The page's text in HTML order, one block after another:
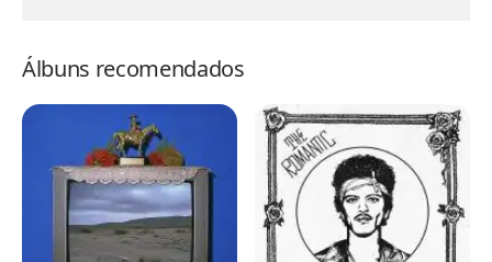
Álbuns recomendados